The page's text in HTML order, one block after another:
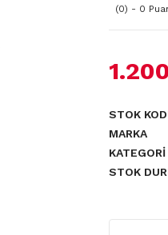
(0) - 0
STOK
MARKA
KATEGORI
STOK